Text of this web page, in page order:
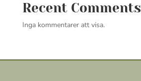
Recent Comments
Inga kommentarer att visa.